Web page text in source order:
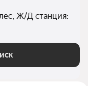
Ж/Д станция: